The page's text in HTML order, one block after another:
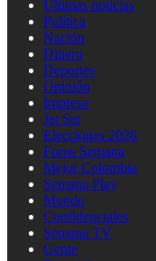
Últimas noticias
Política
Nación
Dinero
Deportes
Opinión
Impresa
Jet Set
Elecciones 2026
Foros Semana
Mejor Colombia
Semana Play
Mundo
Confidenciales
Semana TV
Gente